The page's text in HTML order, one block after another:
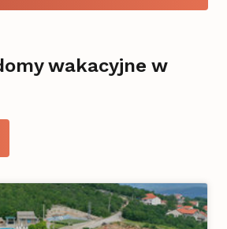
wakacyjne w